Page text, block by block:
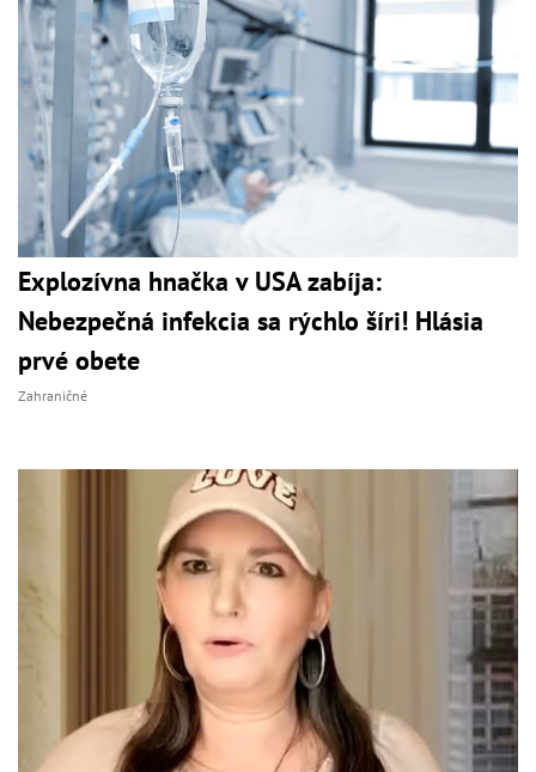
Explozívna hnačka v USA zabíja:
Nebezpečná infekcia sa rýchlo šíri! Hlásia
prvé obete
Zahraničné